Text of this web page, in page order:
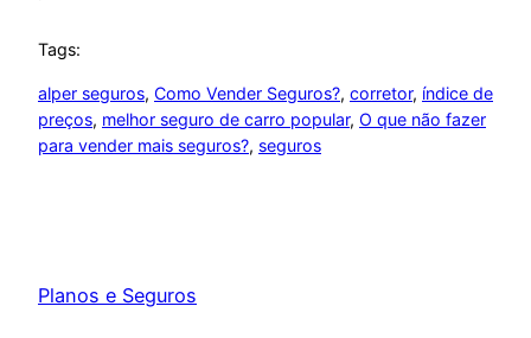
Tags:
alper seguros, Como Vender Seguros?, corretor, índice de
preços, melhor seguro de carro popular, O que não fazer
para vender mais seguros?, seguros
Planos e Seguros